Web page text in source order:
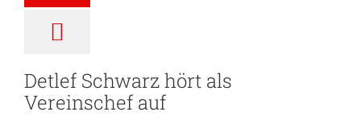
Detlef Schwarz hört als
Vereinschef auf